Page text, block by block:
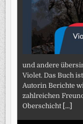
und andere
Violet. Das Buch
Autorin Berichte
zahlreichen
Oberschicht [...]